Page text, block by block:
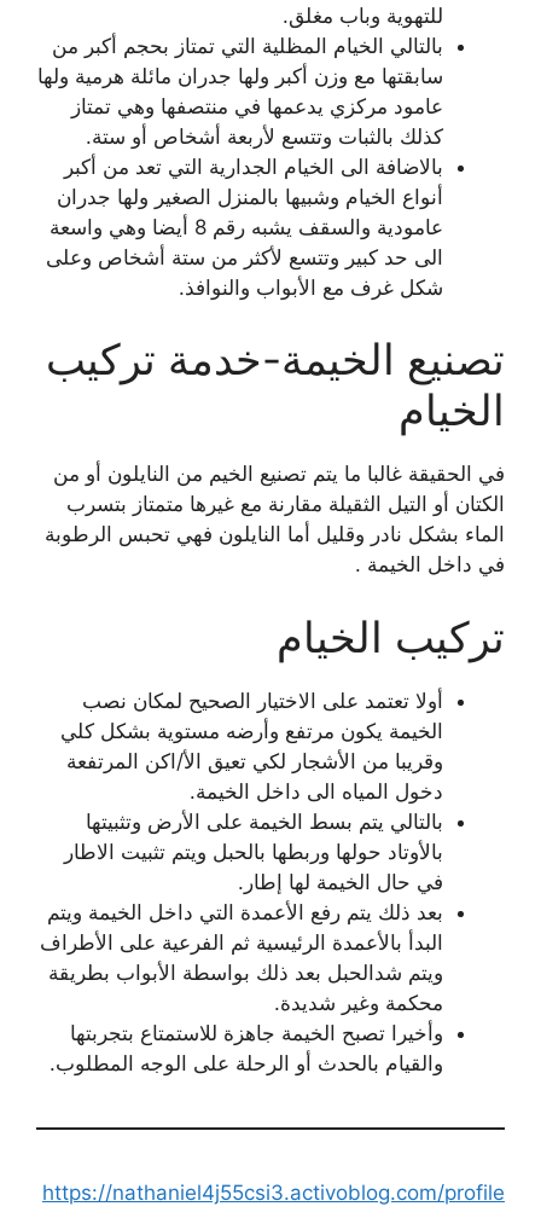
للتهوية وباب مغلق.
بالتالي الخيام المظلية التي تمتاز بحجم أكبر من
سابقتها مع وزن أكبر ولها جدران مائلة هرمية ولها
عامود مركزي يدعمها في منتصفها وهي تمتاز
كذلك بالثبات وتتسع لأربعة أشخاص أو ستة.
بالاضافة الى الخيام الجدارية التي تعد من أكبر
أنواع الخيام وشبيها بالمنزل الصغير ولها جدران
عامودية والسقف يشبه رقم 8 أيضا وهي واسعة
الى حد كبير وتتسع لأكثر من ستة أشخاص وعلى
شكل غرف مع الأبواب والنوافذ.
تصنيع الخيمة-خدمة تركيب
الخيام
في الحقيقة غالبا ما يتم تصنيع الخيم من النايلون أو من
الكتان أو التيل الثقيلة مقارنة مع غيرها متمتاز بتسرب
الماء بشكل نادر وقليل أما النايلون فهي تحبس الرطوبة
في داخل الخيمة .
تركيب الخيام
أولا تعتمد على الاختيار الصحيح لمكان نصب
الخيمة يكون مرتفع وأرضه مستوية بشكل كلي
وقريبا من الأشجار لكي تعيق الأ/اكن المرتفعة
دخول المياه الى داخل الخيمة.
بالتالي يتم بسط الخيمة على الأرض وتثبيتها
بالأوتاد حولها وربطها بالحبل ويتم تثبيت الاطار
في حال الخيمة لها إطار.
بعد ذلك يتم رفع الأعمدة التي داخل الخيمة ويتم
البدأ بالأعمدة الرئيسية ثم الفرعية على الأطراف
ويتم شدالحبل بعد ذلك بواسطة الأبواب بطريقة
محكمة وغير شديدة.
وأخيرا تصبح الخيمة جاهزة للاستمتاع بتجربتها
والقيام بالحدث أو الرحلة على الوجه المطلوب.
https://nathaniel4j55csi3.activoblog.com/profile